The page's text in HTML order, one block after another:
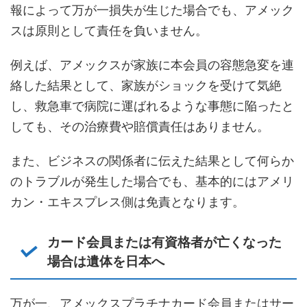
報によって万が一損失が生じた場合でも、アメック
スは原則として責任を負いません。
例えば、アメックスが家族に本会員の容態急変を連
絡した結果として、家族がショックを受けて気絶
し、救急車で病院に運ばれるような事態に陥ったと
しても、その治療費や賠償責任はありません。
また、ビジネスの関係者に伝えた結果として何らか
のトラブルが発生した場合でも、基本的にはアメリ
カン・エキスプレス側は免責となります。
カード会員または有資格者が亡くなった
場合は遺体を日本へ
万が一、アメックスプラチナカード会員またはサー